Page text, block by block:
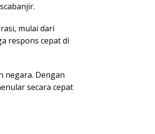
mulai dari
respons cepat di
negara. Dengan
secara cepat